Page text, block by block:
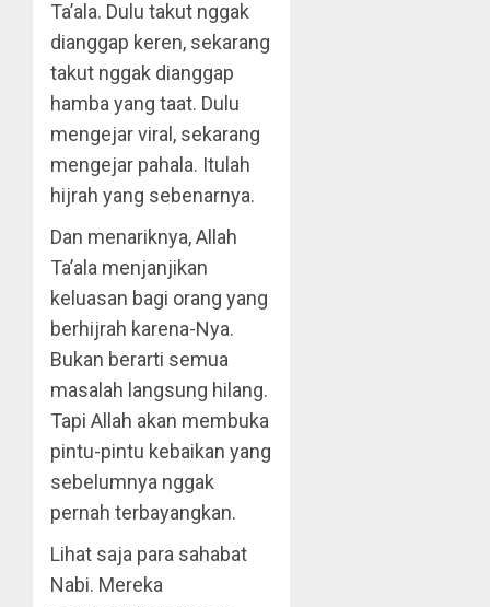
Ta’ala. Dulu takut nggak
dianggap keren, sekarang
takut nggak dianggap
hamba yang taat. Dulu
mengejar viral, sekarang
mengejar pahala. Itulah
hijrah yang sebenarnya.
Dan menariknya, Allah
Ta’ala menjanjikan
keluasan bagi orang yang
berhijrah karena-Nya.
Bukan berarti semua
masalah langsung hilang.
Tapi Allah akan membuka
pintu-pintu kebaikan yang
sebelumnya nggak
pernah terbayangkan.
Lihat saja para sahabat
Nabi. Mereka